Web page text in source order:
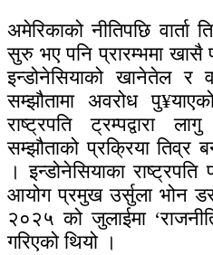
अमेरिकाको नीतिपछि
सुरु भए पनि प्रारम्भमा
इन्डोनेसियाको खानेतेल र
सम्झौतामा अवरोध
राष्ट्रपति ट्रम्पद्वारा
सम्झौताको प्रक्रिया तिव्र
। इन्डोनेसियाका राष्ट्रपति
आयोग प्रमुख उर्सुला भोन
२०२५ को जुलाईमा
गरिएको थियो ।